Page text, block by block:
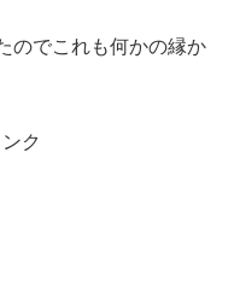
のでこれも何かの縁か
ク